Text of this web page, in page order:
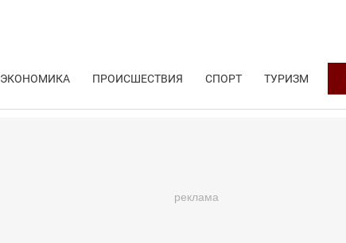
ЭКОНОМИКА ПРОИСШЕСТВИЯ СПОРТ ТУРИЗМ